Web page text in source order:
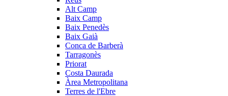
Alt Camp
Baix Camp
Baix Penedès
Baix Gaià
Conca de Barberà
Tarragonès
Priorat
Costa Daurada
Àrea Metropolitana
Terres de l'Ebre